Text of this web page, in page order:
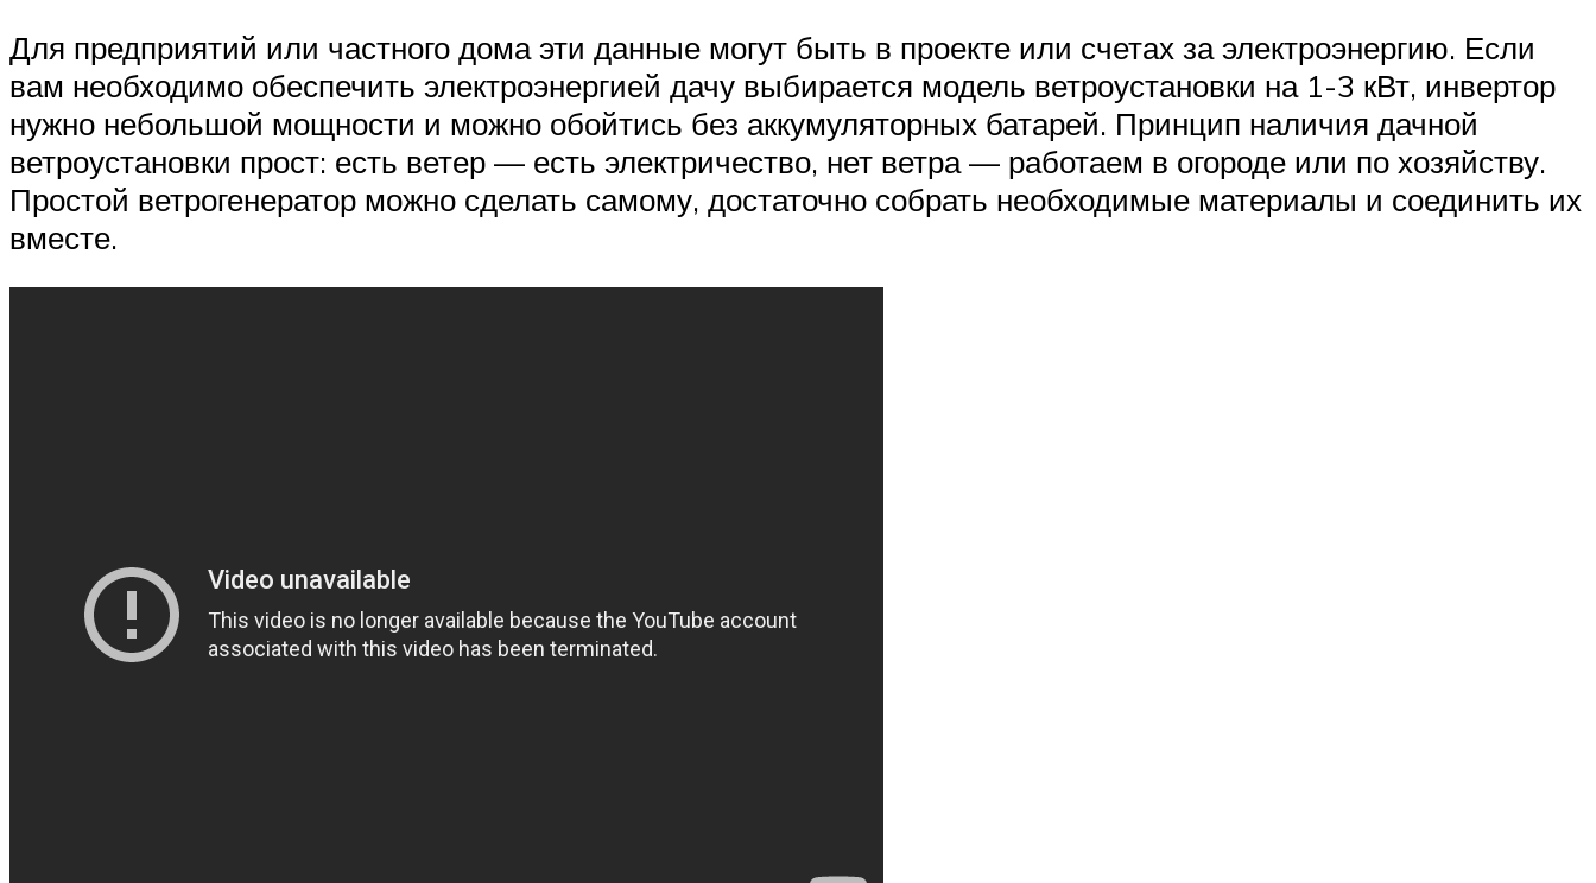
Для предприятий или частного дома эти данные могут быть в проекте или счетах за электроэнергию. Если
вам необходимо обеспечить электроэнергией дачу выбирается модель ветроустановки на 1-3 кВт, инвертор
нужно небольшой мощности и можно обойтись без аккумуляторных батарей. Принцип наличия дачной
ветроустановки прост: есть ветер — есть электричество, нет ветра — работаем в огороде или по хозяйству.
Простой ветрогенератор можно сделать самому, достаточно собрать необходимые материалы и соединить их
вместе.